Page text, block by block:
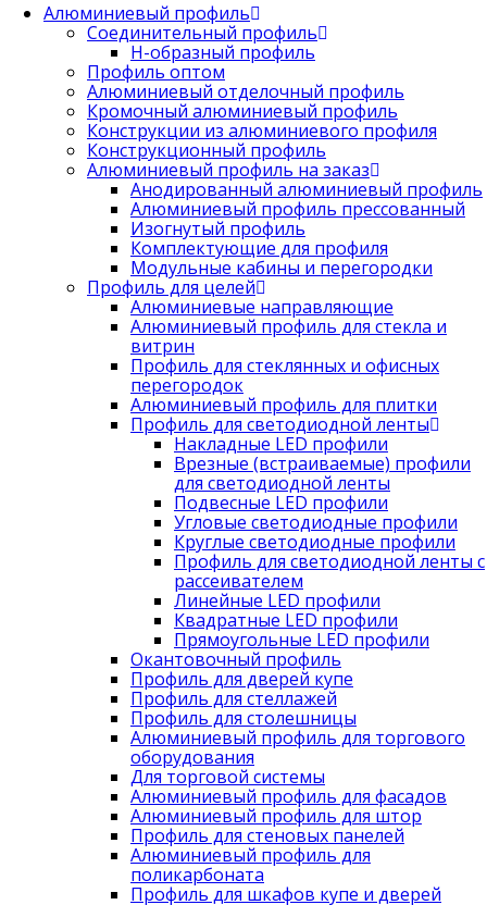
Алюминиевый профиль
Соединительный профиль
Н-образный профиль
Профиль оптом
Алюминиевый отделочный профиль
Кромочный алюминиевый профиль
Конструкции из алюминиевого профиля
Конструкционный профиль
Алюминиевый профиль на заказ
Анодированный алюминиевый профиль
Алюминиевый профиль прессованный
Изогнутый профиль
Комплектующие для профиля
Модульные кабины и перегородки
Профиль для целей
Алюминиевые направляющие
Алюминиевый профиль для стекла и
витрин
Профиль для стеклянных и офисных
перегородок
Алюминиевый профиль для плитки
Профиль для светодиодной ленты
Накладные LED профили
Врезные (встраиваемые) профили
для светодиодной ленты
Подвесные LED профили
Угловые светодиодные профили
Круглые светодиодные профили
Профиль для светодиодной ленты с
рассеивателем
Линейные LED профили
Квадратные LED профили
Прямоугольные LED профили
Окантовочный профиль
Профиль для дверей купе
Профиль для стеллажей
Профиль для столешницы
Алюминиевый профиль для торгового
оборудования
Для торговой системы
Алюминиевый профиль для фасадов
Алюминиевый профиль для штор
Профиль для стеновых панелей
Алюминиевый профиль для
поликарбоната
Профиль для шкафов купе и дверей